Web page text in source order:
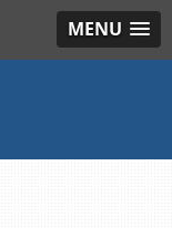
MENU